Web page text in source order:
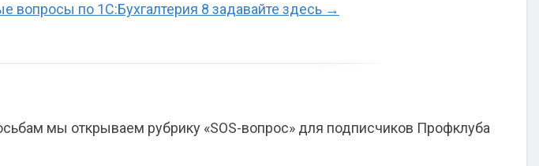
вопросы по 1С:Бухгалтерия 8 задавайте здесь →
мы открываем рубрику «SOS-вопрос» для подписчиков Профклуба